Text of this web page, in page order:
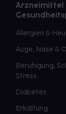
Arzneimittel
Allergien &
Auge, Nase &
Beruhigung,
Stress
Diabetes
Erkältung